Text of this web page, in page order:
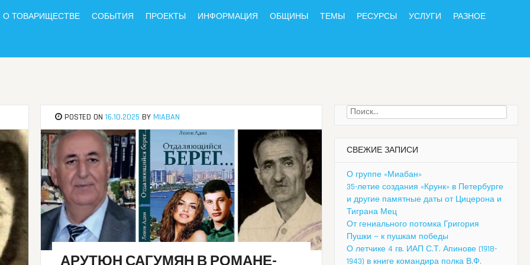
О ТОВАРИЩЕСТВЕ СОБЫТИЯ ПРОЕКТЫ ИНФОРМАЦИЯ ОБЩИНЫ ТЕМЫ РЕСУРСЫ УСЛУГИ РАЗНОЕ
POSTED ON 16.10.2025 BY MIABAN
АРУТЮН САГУМЯН В РОМАНЕ-
Найти:
СВЕЖИЕ ЗАПИСИ
О группе «Миабан»
35-летие создания «Крунк» в Петербурге
и другие памятные даты от Цицерона и
Тиграна Мец
От гениального потомка Григория
Пушки — к пушкам победы
О летчике 4 гв. ИАП С.Т. Апинове (1918-
1943) в книге командира полка В.Ф.